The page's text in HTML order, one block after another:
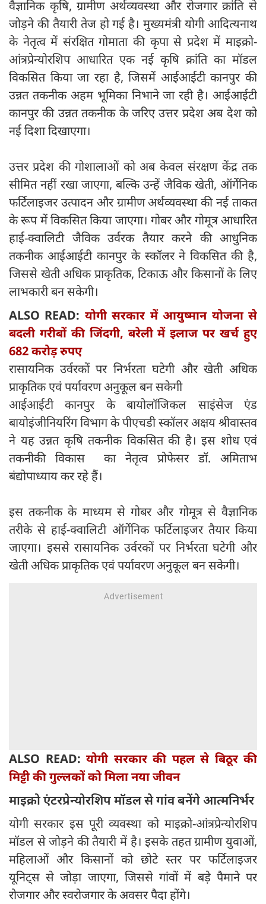
वैज्ञानिक कृषि, ग्रामीण अर्थव्यवस्था और रोजगार क्रांति से
जोड़ने की तैयारी तेज हो गई है। मुख्यमंत्री योगी आदित्यनाथ
के नेतृत्व में संरक्षित गोमाता की कृपा से प्रदेश में माइक्रो-
आंत्रप्रेन्योरशिप आधारित एक नई कृषि क्रांति का मॉडल
विकसित किया जा रहा है, जिसमें आईआईटी कानपुर की
उन्नत तकनीक अहम भूमिका निभाने जा रही है। आईआईटी
कानपुर की उन्नत तकनीक के जरिए उत्तर प्रदेश अब देश को
नई दिशा दिखाएगा।
उत्तर प्रदेश की गोशालाओं को अब केवल संरक्षण केंद्र तक
सीमित नहीं रखा जाएगा, बल्कि उन्हें जैविक खेती, ऑर्गेनिक
फर्टिलाइजर उत्पादन और ग्रामीण अर्थव्यवस्था की नई ताकत
के रूप में विकसित किया जाएगा। गोबर और गोमूत्र आधारित
हाई-क्वालिटी जैविक उर्वरक तैयार करने की आधुनिक
तकनीक आईआईटी कानपुर के स्कॉलर ने विकसित की है,
जिससे खेती अधिक प्राकृतिक, टिकाऊ और किसानों के लिए
लाभकारी बन सकेगी।
ALSO READ: योगी सरकार में आयुष्मान योजना से
बदली गरीबों की जिंदगी, बरेली में इलाज पर खर्च हुए
682 करोड़ रुपए
रासायनिक उर्वरकों पर निर्भरता घटेगी और खेती अधिक
प्राकृतिक एवं पर्यावरण अनुकूल बन सकेगी
आईआईटी कानपुर के बायोलॉजिकल साइंसेज एंड
बायोइंजीनियरिंग विभाग के पीएचडी स्कॉलर अक्षय श्रीवास्तव
ने यह उन्नत कृषि तकनीक विकसित की है। इस शोध एवं
तकनीकी विकास का नेतृत्व प्रोफेसर डॉ. अमिताभ
बंद्योपाध्याय कर रहे हैं।
इस तकनीक के माध्यम से गोबर और गोमूत्र से वैज्ञानिक
तरीके से हाई-क्वालिटी ऑर्गेनिक फर्टिलाइजर तैयार किया
जाएगा। इससे रासायनिक उर्वरकों पर निर्भरता घटेगी और
खेती अधिक प्राकृतिक एवं पर्यावरण अनुकूल बन सकेगी।
ALSO READ: योगी सरकार की पहल से बिठूर की
मिट्टी की गुल्लकों को मिला नया जीवन
माइक्रो एंटरप्रेन्योरशिप मॉडल से गांव बनेंगे आत्मनिर्भर
योगी सरकार इस पूरी व्यवस्था को माइक्रो-आंत्रप्रेन्योरशिप
मॉडल से जोड़ने की तैयारी में है। इसके तहत ग्रामीण युवाओं,
महिलाओं और किसानों को छोटे स्तर पर फर्टिलाइजर
यूनिट्स से जोड़ा जाएगा, जिससे गांवों में बड़े पैमाने पर
रोजगार और स्वरोजगार के अवसर पैदा होंगे।